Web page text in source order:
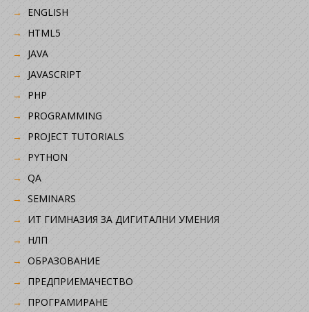
ENGLISH
HTML5
JAVA
JAVASCRIPT
PHP
PROGRAMMING
PROJECT TUTORIALS
PYTHON
QA
SEMINARS
ИТ ГИМНАЗИЯ ЗА ДИГИТАЛНИ УМЕНИЯ
НЛП
ОБРАЗОВАНИЕ
ПРЕДПРИЕМАЧЕСТВО
ПРОГРАМИРАНЕ